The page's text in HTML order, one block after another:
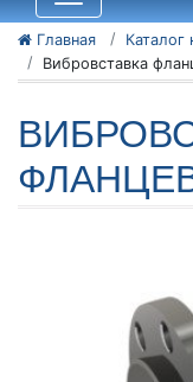
Главная